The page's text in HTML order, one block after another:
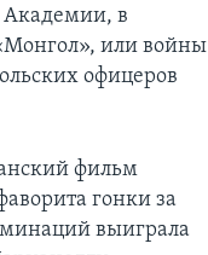
Академии, в
или войны
офицеров
фильм
гонки за
выиграла